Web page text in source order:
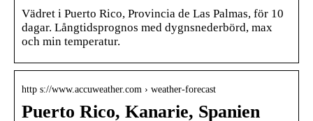
Vädret i Puerto Rico, Provincia de Las Palmas, för 10
dagar. Långtidsprognos med dygnsnederbörd, max
och min temperatur.
http s://www.accuweather.com › weather-forecast
Puerto Rico, Kanarie, Spanien